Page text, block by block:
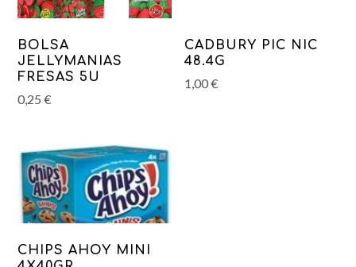
BOLSA
JELLYMANIAS
FRESAS 5U
0,25€
CADBURY PIC NIC
48.4G
1,00€
CHIPS AHOY MINI